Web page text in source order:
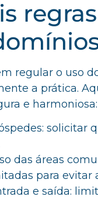
regular o uso
a prática.
e harmoniosa:
solicitar
das áreas
para evitar
e saída: